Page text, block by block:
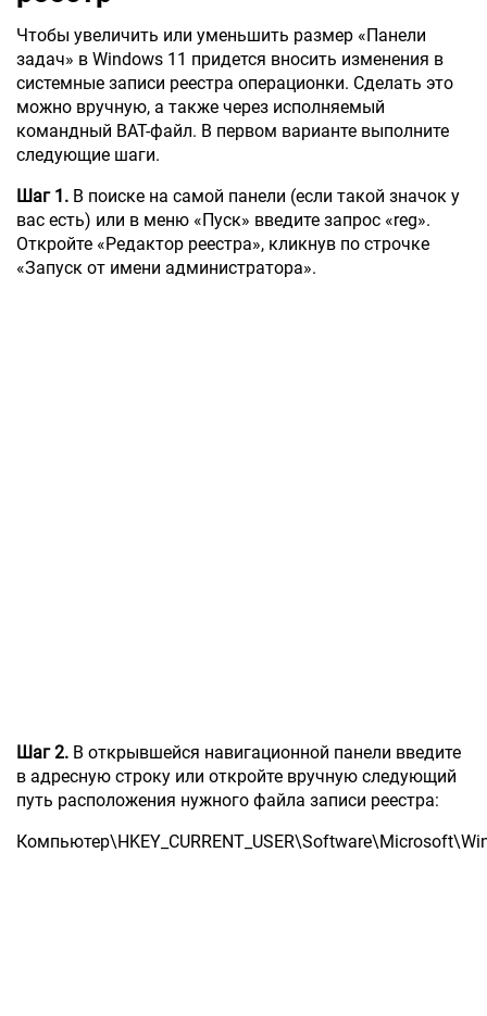
Чтобы увеличить или уменьшить размер «Панели
задач» в Windows 11 придется вносить изменения в
системные записи реестра операционки. Сделать это
можно вручную, а также через исполняемый
командный BAT-файл. В первом варианте выполните
следующие шаги.
Шаг 1. В поиске на самой панели (если такой значок у
вас есть) или в меню «Пуск» введите запрос «reg».
Откройте «Редактор реестра», кликнув по строчке
«Запуск от имени администратора».
Шаг 2. В открывшейся навигационной панели введите
в адресную строку или откройте вручную следующий
путь расположения нужного файла записи реестра: